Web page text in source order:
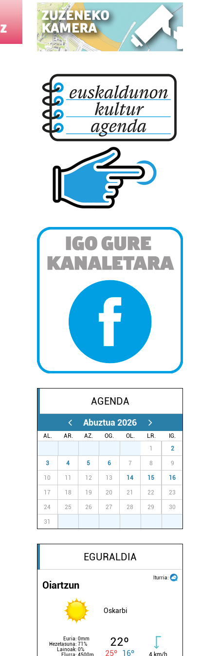
AGENDA
Abuztua 2026
AL. AR. AZ. OG. OL. LR.
IG.
1 2
3 4 5 6 7 8 9
10 11 12 13 14 15 16
17 18 19 20 21 22 23
24 25 26 27 28 29 30
31
EGURALDIA
Iturria:
Oiartzun
Oskarbi
Euria: 0mm
Hezetasuna: 71%
Lainoak: 0%
Elurra: 4500m
22º
25º 16º 4 km/h